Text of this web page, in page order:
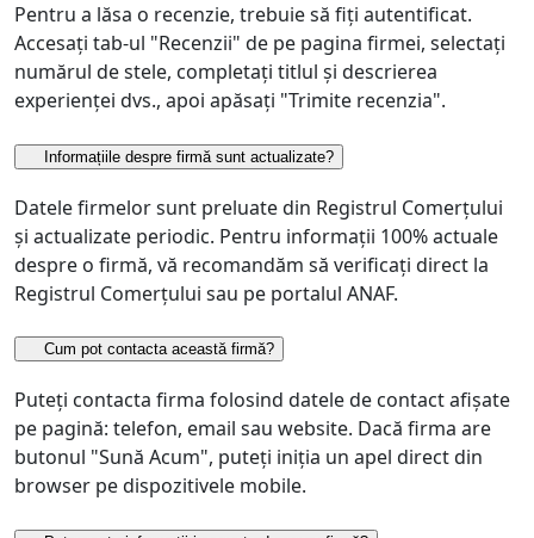
Pentru a lăsa o recenzie, trebuie să fiți autentificat.
Accesați tab-ul "Recenzii" de pe pagina firmei, selectați
numărul de stele, completați titlul și descrierea
experienței dvs., apoi apăsați "Trimite recenzia".
Informațiile despre firmă sunt actualizate?
Datele firmelor sunt preluate din Registrul Comerțului
și actualizate periodic. Pentru informații 100% actuale
despre o firmă, vă recomandăm să verificați direct la
Registrul Comerțului sau pe portalul ANAF.
Cum pot contacta această firmă?
Puteți contacta firma folosind datele de contact afișate
pe pagină: telefon, email sau website. Dacă firma are
butonul "Sună Acum", puteți iniția un apel direct din
browser pe dispozitivele mobile.